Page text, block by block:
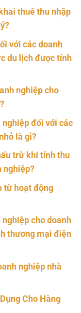
thuế thu nhập
với các doanh
du lịch được tính
nghiệp cho
nghiệp đối với các
là gì?
trừ khi tính thu
nghiệp?
từ hoạt động
cho doanh
thương mại điện
nghiệp nhà
Cho Hàng